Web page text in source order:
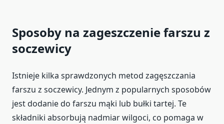
Sposoby na zageszczenie farszu z
soczewicy
Istnieje kilka sprawdzonych metod zagęszczania
farszu z soczewicy. Jednym z popularnych sposobów
jest dodanie do farszu mąki lub bułki tartej. Te
składniki absorbują nadmiar wilgoci, co pomaga w